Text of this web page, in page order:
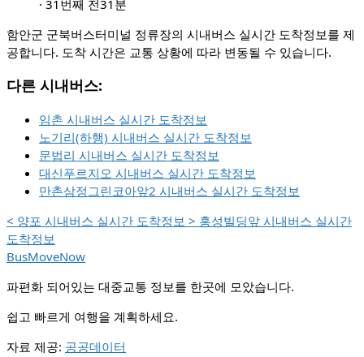
· 31번째 전31분
함안군 군북버스터미널 정류장의 시내버스 실시간 도착정보를 제
공합니다. 도착 시간은 교통 상황에 따라 변동될 수 있습니다.
다른 시내버스:
임촌 시내버스 실시간 도착정보
노기리(하행) 시내버스 실시간 도착정보
문법리 시내버스 실시간 도착정보
대신푸르지오 시내버스 실시간 도착정보
만촌삼정그린코아앞2 시내버스 실시간 도착정보
< 양포 시내버스 실시간 도착정보 > 홍성빌딩앞 시내버스 실시간
도착정보
BusMoveNow
파편화 되어있는 대중교통 정보를 한곳에 모았습니다.
쉽고 빠르게 여행을 계획하세요.
자료 제공: 공공데이터